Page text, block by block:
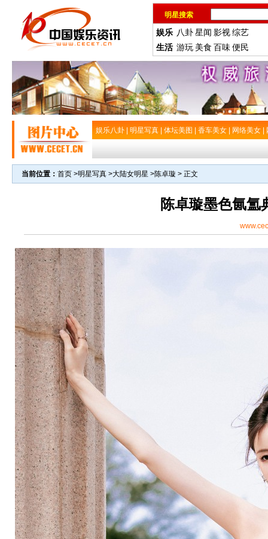
明星搜索
娱乐 八卦星闻 影视综艺
生活 游玩 美食 百味便民
娱乐八卦 明星写真 体坛美图 香车美女 网络美女
当前位置： 首页 >明星写真 >大陆女明星 >陈卓璇 > 正文
陈卓璇墨色氤氲